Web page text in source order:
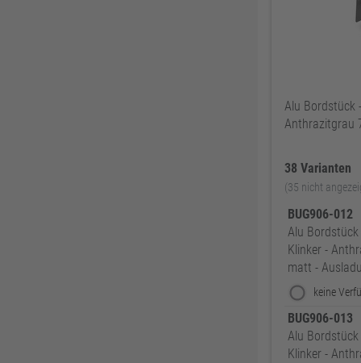
Alu Bordstück
Anthrazitgrau
38 Varianten
(35 nicht
BUG906-012
Alu
Klinker -
matt -
BUG906-013
Alu
Klinker -